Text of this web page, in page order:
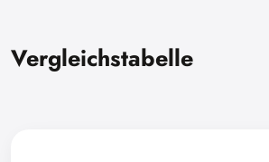
Vergleichstabelle